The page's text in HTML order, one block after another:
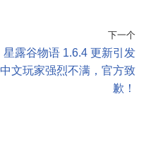
下一个
星露谷物语 1.6.4 更新引发
中文玩家强烈不满，官方致
歉！